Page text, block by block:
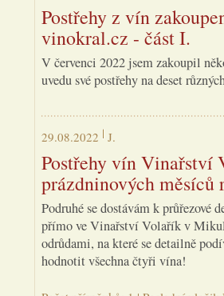
Postřehy z vín
vinokral.cz - část I.
V červenci 2022 jsem zakoupil
uvedu své postřehy na deset
29.08.2022 J.
Postřehy vín Vinařství
prázdninových měsíců
Podruhé se dostávám k
přímo ve Vinařství Volařík v
odrůdami, na které se detailně
hodnotit všechna čtyři vína!